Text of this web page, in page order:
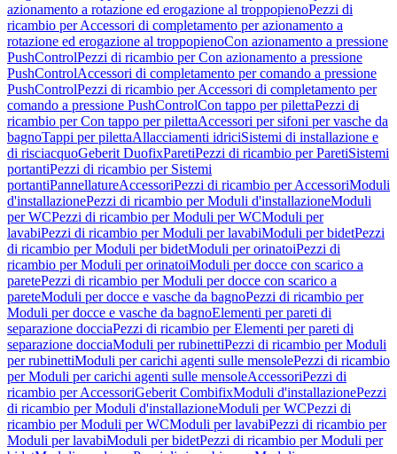
azionamento a rotazione ed erogazione al troppopienoPezzi di
ricambio per Accessori di completamento per azionamento a
rotazione ed erogazione al troppopienoCon azionamento a pressione
PushControlPezzi di ricambio per Con azionamento a pressione
PushControlAccessori di completamento per comando a pressione
PushControlPezzi di ricambio per Accessori di completamento per
comando a pressione PushControlCon tappo per pilettaPezzi di
ricambio per Con tappo per pilettaAccessori per sifoni per vasche da
bagnoTappi per pilettaAllacciamenti idriciSistemi di installazione e
di risciacquoGeberit DuofixParetiPezzi di ricambio per ParetiSistemi
portantiPezzi di ricambio per Sistemi
portantiPannellatureAccessoriPezzi di ricambio per AccessoriModuli
d'installazionePezzi di ricambio per Moduli d'installazioneModuli
per WCPezzi di ricambio per Moduli per WCModuli per
lavabiPezzi di ricambio per Moduli per lavabiModuli per bidetPezzi
di ricambio per Moduli per bidetModuli per orinatoiPezzi di
ricambio per Moduli per orinatoiModuli per docce con scarico a
paretePezzi di ricambio per Moduli per docce con scarico a
pareteModuli per docce e vasche da bagnoPezzi di ricambio per
Moduli per docce e vasche da bagnoElementi per pareti di
separazione docciaPezzi di ricambio per Elementi per pareti di
separazione docciaModuli per rubinettiPezzi di ricambio per Moduli
per rubinettiModuli per carichi agenti sulle mensolePezzi di ricambio
per Moduli per carichi agenti sulle mensoleAccessoriPezzi di
ricambio per AccessoriGeberit CombifixModuli d'installazionePezzi
di ricambio per Moduli d'installazioneModuli per WCPezzi di
ricambio per Moduli per WCModuli per lavabiPezzi di ricambio per
Moduli per lavabiModuli per bidetPezzi di ricambio per Moduli per